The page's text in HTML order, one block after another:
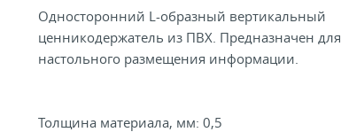
Односторонний L-образный вертикальный
ценникодержатель из ПВХ. Предназначен для
настольного размещения информации.
Толщина материала, мм: 0,5